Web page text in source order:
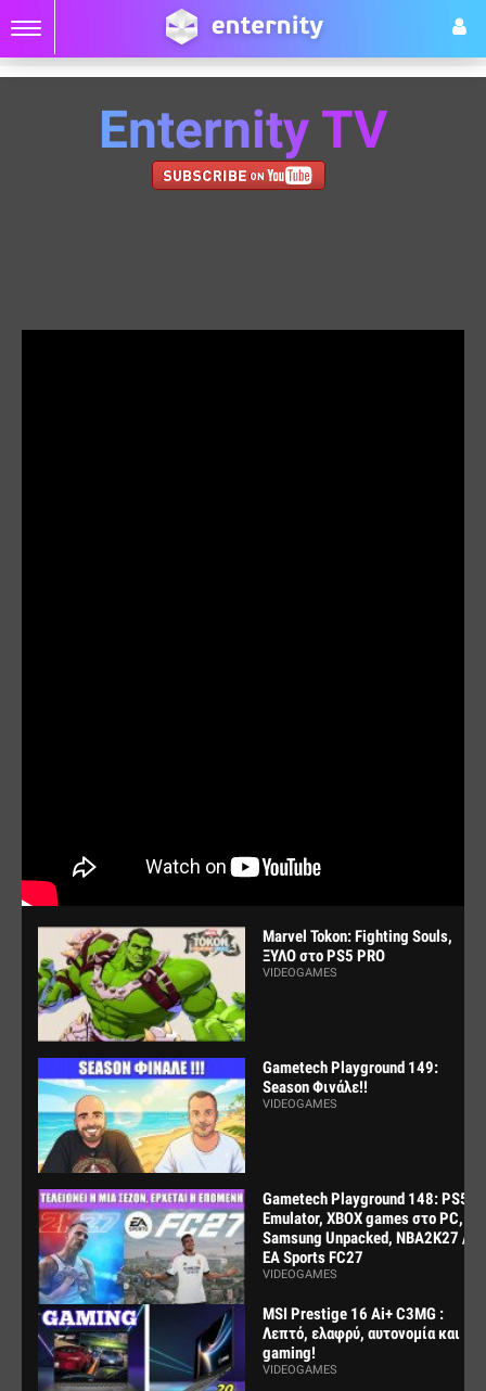
Enternity TV
Marvel Tokon: Fighting Souls,
ΞΥΛΟ στο PS5 PRO
VIDEOGAMES
Gametech Playground 149:
Season Φινάλε!!
VIDEOGAMES
Gametech Playground 148: PS5
Emulator, XBOX games στο PC,
Samsung Unpacked, NBA2K27 /
EA Sports FC27
VIDEOGAMES
MSI Prestige 16 Ai+ C3MG :
Λεπτό, ελαφρύ, αυτονομία και
gaming!
VIDEOGAMES